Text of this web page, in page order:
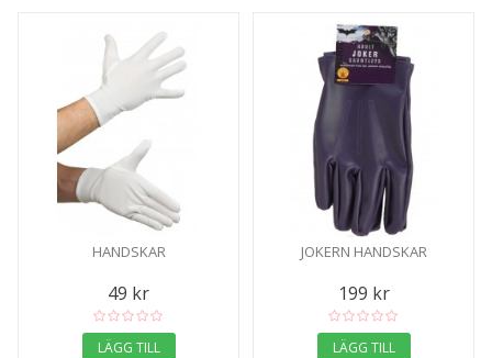
HANDSKAR
49 kr
LÄGG TILL
JOKERN HANDSKAR
199 kr
LÄGG TILL